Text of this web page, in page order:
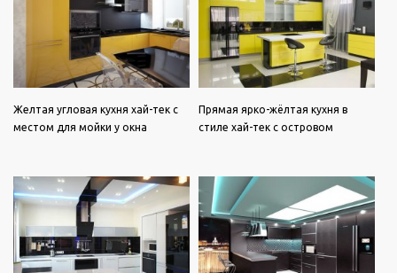
Желтая угловая кухня хай-тек с
местом для мойки у окна
Прямая ярко-жёлтая кухня в
стиле хай-тек с островом